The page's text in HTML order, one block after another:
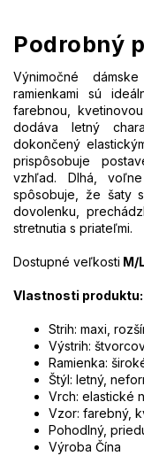
Podrobný
Výnimočné
ramienkami sú
farebnou,
dodáva letný
dokončený
prispôsobuje
vzhľad. Dlhá,
spôsobuje, že šaty
dovolenku,
stretnutia s priateľmi.
Dostupné veľkosti M/
Vlastnosti produktu:
Strih: maxi,
Výstrih:
Ramienka:
Štýl: letný,
Vrch: elastické
Vzor: farebný,
Pohodlný,
Výroba Čína